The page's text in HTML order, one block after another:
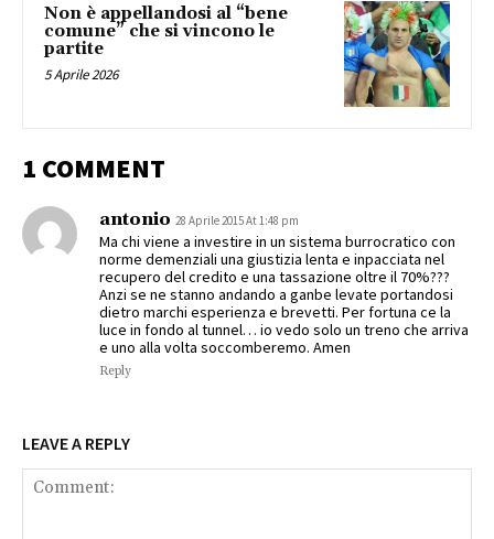
Non è appellandosi al “bene
comune” che si vincono le
partite
5 Aprile 2026
1 COMMENT
antonio 28 Aprile 2015 At 1:48 pm
Ma chi viene a investire in un sistema burrocratico con
norme demenziali una giustizia lenta e inpacciata nel
recupero del credito e una tassazione oltre il 70%???
Anzi se ne stanno andando a ganbe levate portandosi
dietro marchi esperienza e brevetti. Per fortuna ce la
luce in fondo al tunnel… io vedo solo un treno che arriva
e uno alla volta soccomberemo. Amen
Reply
LEAVE A REPLY